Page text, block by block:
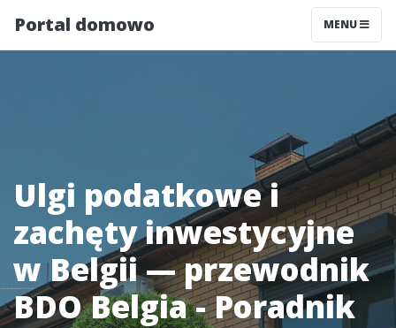
Portal domowo MENU
Ulgi podatkowe i
zachęty inwestycyjne
w Belgii — przewodnik
BDO Belgia - Poradnik